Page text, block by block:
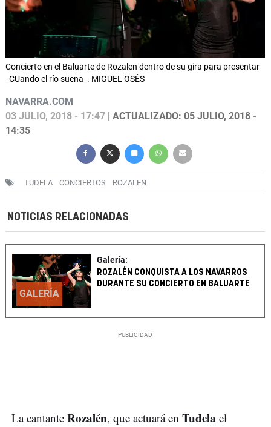
Concierto en el Baluarte de Rozalen dentro de su gira para presentar
_CUando el río suena_. MIGUEL OSÉS
NAVARRA.COM
03 JULIO, 2018 - 17:47 | ACTUALIZADO: 05 JULIO, 2018 -
14:35
TUDELA CONCIERTOS ROZALEN
NOTICIAS RELACIONADAS
GALERÍA
Galería:
ROZALÉN CONQUISTA A LOS NAVARROS
DURANTE SU CONCIERTO EN BALUARTE
La cantante Rozalén, que actuará en Tudela el